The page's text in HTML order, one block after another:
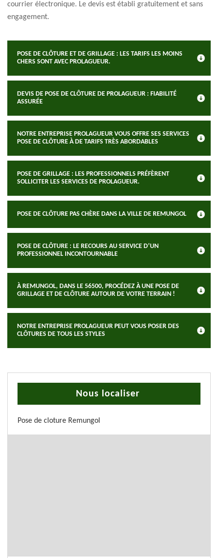
courrier électronique. Le devis est établi gratuitement et sans
engagement.
POSE DE CLÔTURE ET DE GRILLAGE : LES TARIFS LES MOINS
CHERS SONT AVEC PROLAGUEUR.
DEVIS DE POSE DE CLÔTURE DE PROLAGUEUR : FIABILITÉ
ASSURÉE
NOTRE ENTREPRISE PROLAGUEUR VOUS OFFRE SES SERVICES
POSE DE CLÔTURE À DE TARIFS TRÈS ABORDABLES
POSE DE GRILLAGE : LES PROFESSIONNELS PRÉFÈRENT
SOLLICITER LES SERVICES DE PROLAGUEUR.
POSE DE CLÔTURE PAS CHÈRE DANS LA VILLE DE REMUNGOL
POSE DE CLÔTURE : LE RECOURS AU SERVICE D’UN
PROFESSIONNEL INCONTOURNABLE
À REMUNGOL, DANS LE 56500, PROCÉDEZ À UNE POSE DE
GRILLAGE ET DE CLÔTURE AUTOUR DE VOTRE TERRAIN !
NOTRE ENTREPRISE PROLAGUEUR PEUT VOUS POSER DES
CLÔTURES DE TOUS LES STYLES
Nous localiser
Pose de cloture Remungol